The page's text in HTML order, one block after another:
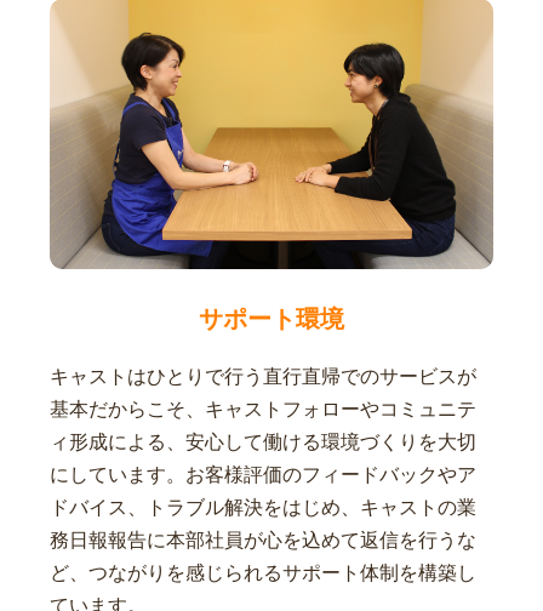
サポート環境
キャストはひとりで行う直行直帰でのサービスが
基本だからこそ、キャストフォローやコミュニテ
ィ形成による、安心して働ける環境づくりを大切
にしています。お客様評価のフィードバックやア
ドバイス、トラブル解決をはじめ、キャストの業
務日報報告に本部社員が心を込めて返信を行うな
ど、つながりを感じられるサポート体制を構築し
ています。